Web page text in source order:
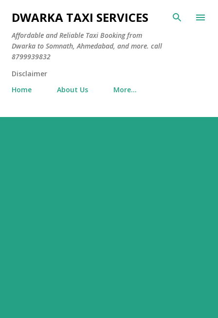
Skip to main content
DWARKA TAXI SERVICES
Affordable and Reliable Taxi Booking from
Dwarka to Somnath, Ahmedabad, and more. call
8799939832
Disclaimer
Home
About Us More…